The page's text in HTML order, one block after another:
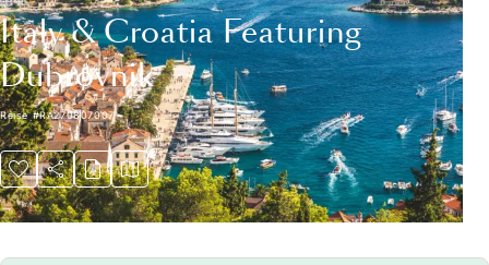
Italy & Croatia Featuring
Dubrovnik
Reise#RA270807007